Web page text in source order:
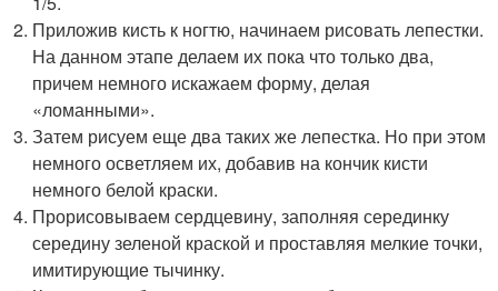
Приложив кисть к ногтю, начинаем рисовать лепестки.
На данном этапе делаем их пока что только два,
причем немного искажаем форму, делая
«ломанными».
Затем рисуем еще два таких же лепестка. Но при этом
немного осветляем их, добавив на кончик кисти
немного белой краски.
Прорисовываем сердцевину, заполняя серединку
середину зеленой краской и проставляя мелкие точки,
имитирующие тычинку.